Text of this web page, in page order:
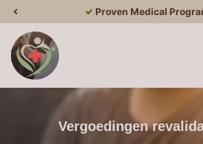
Proven Medical
Vergoedingen